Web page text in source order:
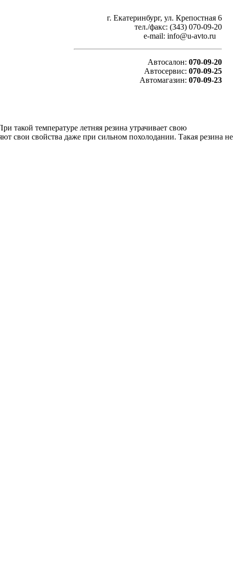
г. Екатеринбург, ул. Крепостная 6
тел./факс: (343) 070-09-20
e-mail: info@u-avto.ru
Автосалон: 070-09-20
Автосервис: 070-09-25
Автомагазин: 070-09-23
такой температуре летняя резина утрачивает свою
свои свойства даже при сильном похолодании. Такая резина не